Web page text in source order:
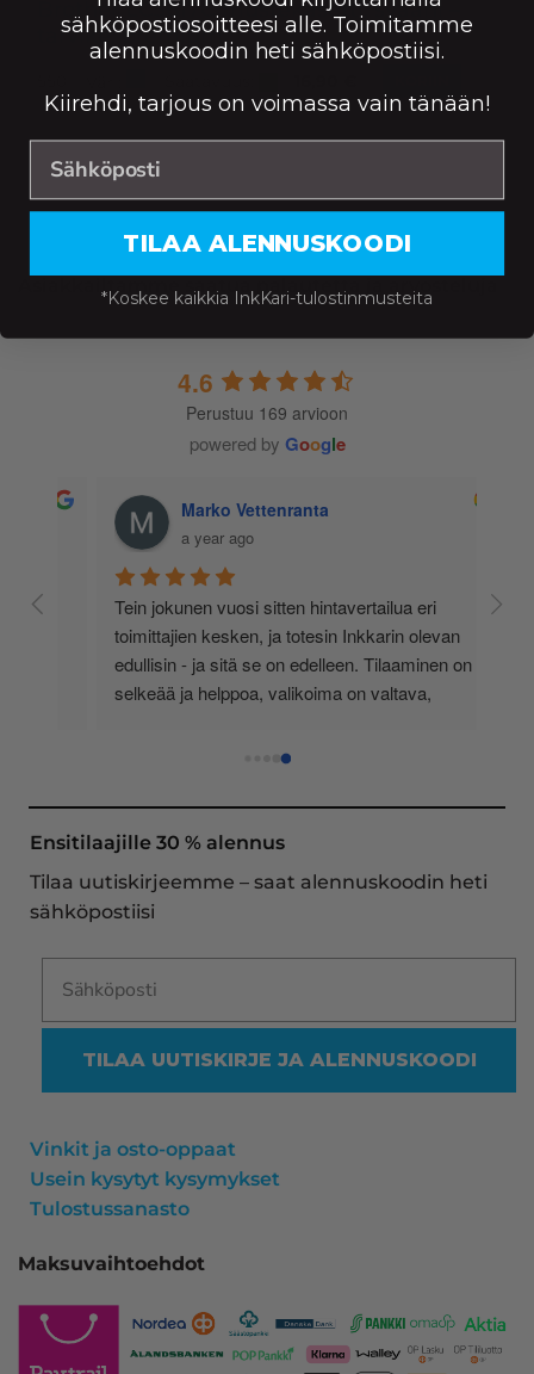
Brother LC3617C mustekasetti, syaani –
tarvike, premium
4.6
Perustuu 169 arvioon
powered by Google
Marko Vettenranta
a year ago
Tein jokunen vuosi sitten hintavertailua eri
toimittajien kesken, ja totesin Inkkarin olevan
edullisin - ja sitä se on edelleen. Tilaaminen on
selkeää ja helppoa, valikoima on valtava,
asiakaspalvelu todella ripeää (s-postin kautta) ja
oli noudettavissa postin lokerosta tänään!! En
näe mitään syytä vaihtaa toimittajaa. Kaikki on
ollut mitään moitittavaa! Lämmin suositus!
Ensitilaajille 30 % alennus
Tilaa uutiskirjeemme – saat alennuskoodin heti
sähköpostiisi
TILAA UUTISKIRJE JA ALENNUSKOODI
Vinkit ja osto-oppaat
Usein kysytyt kysymykset
Tulostussanasto
Maksuvaihtoehdot
sähköpostiosoitteesi alle. Toimitamme
alennuskoodin heti sähköpostiisi.
Kiirehdi, tarjous on voimassa vain tänään!
TILAA ALENNUSKOODI
*Koskee kaikkia InkKari-tulostinmusteita